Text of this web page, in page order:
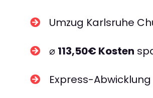
Umzug Karlsruhe
⌀ 113,50€ Kosten
Express-Abwicklung